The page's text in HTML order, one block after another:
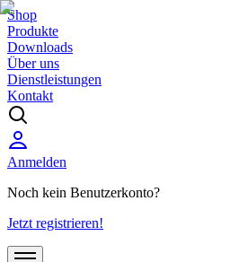
Shop
Produkte
Downloads
Über uns
Dienstleistungen
Kontakt
Anmelden
Noch kein Benutzerkonto?
Jetzt registrieren!